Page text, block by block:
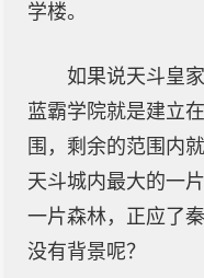
学楼。
如果说天斗皇
蓝霸学院就是建立
围，剩余的范围内
天斗城内最大的一
一片森林，正应了
没有背景呢？